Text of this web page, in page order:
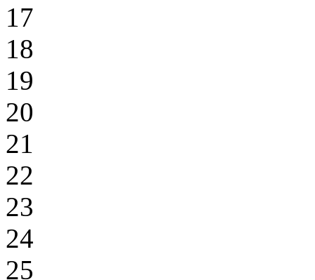
17
18
19
20
21
22
23
24
25